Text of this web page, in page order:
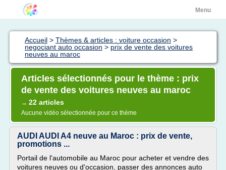
Menu
Accueil > Thèmes & articles : voiture occasion >
negociant auto occasion > prix de vente des voitures
neuves au maroc
Articles sélectionnés pour le thème : prix
de vente des voitures neuves au maroc
→ 22 articles
Aucune vidéo sélectionnée pour ce thème
AUDI AUDI A4 neuve au Maroc : prix de vente,
promotions ...
Portail de l'automobile au Maroc pour acheter et vendre des
voitures neuves ou d'occasion, passer des annonces auto